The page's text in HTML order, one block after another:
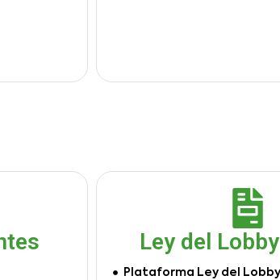
Ley del
Plataforma Ley del Lobby